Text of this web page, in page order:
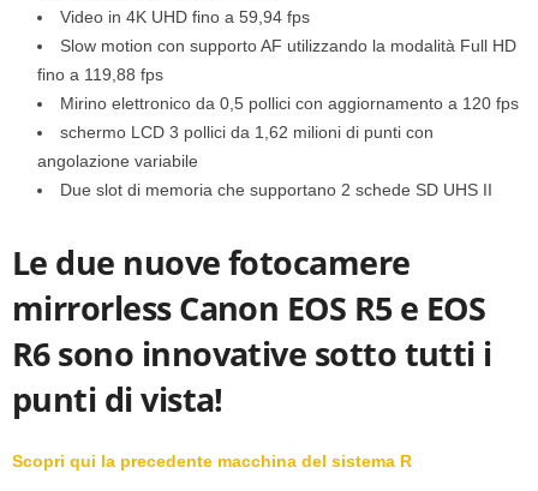
Video in 4K UHD fino a 59,94 fps
Slow motion con supporto AF utilizzando la modalità Full HD
fino a 119,88 fps
Mirino elettronico da 0,5 pollici con aggiornamento a 120 fps
schermo LCD 3 pollici da 1,62 milioni di punti con
angolazione variabile
Due slot di memoria che supportano 2 schede SD UHS II
Le due nuove fotocamere
mirrorless Canon EOS R5 e EOS
R6 sono innovative sotto tutti i
punti di vista!
Scopri qui la precedente macchina del sistema R